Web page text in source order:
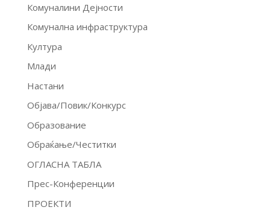
Комуналини Дејности
Комунална инфраструктура
Култура
Млади
Настани
Објава/Повик/Конкурс
Образование
Обраќање/Честитки
ОГЛАСНА ТАБЛА
Прес-Конференции
ПРОЕКТИ